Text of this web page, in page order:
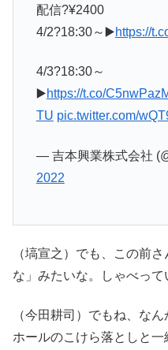
配信?¥2400
4/2?18:30～▶️https://
4/3?18:30～
▶️https://t.co/
TU pic.twitter.com/
— 吉本興業株式会社
2022
（塙宣之）でも、この前
な」みたいな。しゃべって
（今田耕司）でもね、な
ホールのこけら落としと